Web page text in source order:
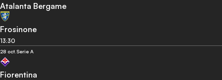
Atalanta Bergame
Frosinone
13:30
28 oct. Serie A
Fiorentina